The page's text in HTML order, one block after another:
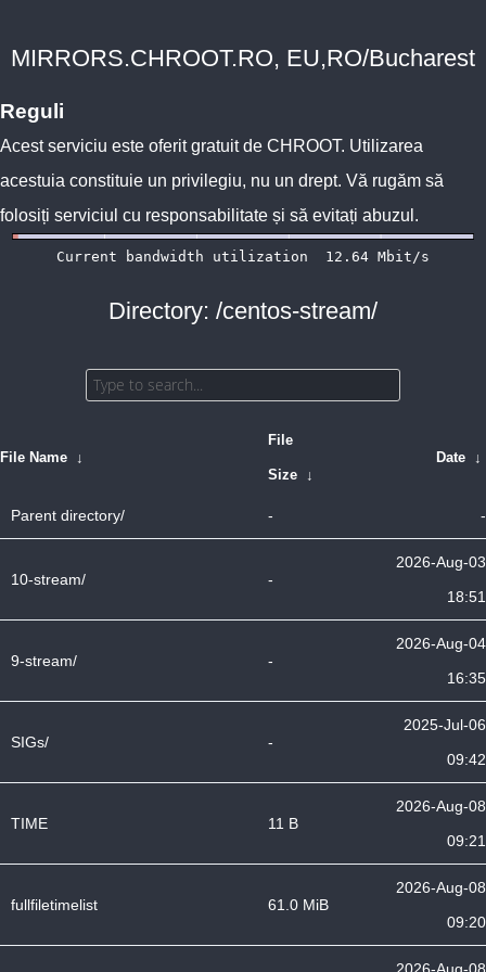
MIRRORS.CHROOT.RO, EU,RO/Bucharest
Reguli
Acest serviciu este oferit gratuit de CHROOT. Utilizarea
acestuia constituie un privilegiu, nu un drept. Vă rugăm să
folosiți serviciul cu responsabilitate și să evitați abuzul.
Directory: /centos-stream/
File Name ↓
File
Size ↓
Date ↓
Parent directory/ - -
10-stream/ -
2026-Aug-03
18:51
9-stream/ -
2026-Aug-04
16:35
SIGs/ -
2025-Jul-06
09:42
TIME 11 B
2026-Aug-08
09:21
fullfiletimelist 61.0 MiB
2026-Aug-08
09:20